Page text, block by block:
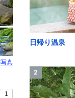
真
1
日帰り温泉
2